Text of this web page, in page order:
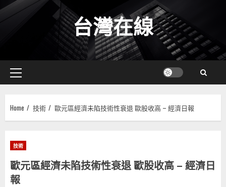
Skip
to
台灣在線
Primary
Menu
Home 技術 歐元區經濟未陷技術性衰退 歐股收高 – 經濟日報
技術
歐元區經濟未陷技術性衰退 歐股收高 – 經濟日
報